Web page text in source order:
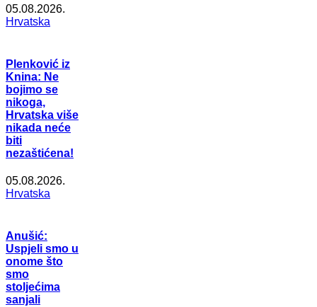
05.08.2026.
Hrvatska
Plenković iz
Knina: Ne
bojimo se
nikoga,
Hrvatska više
nikada neće
biti
nezaštićena!
05.08.2026.
Hrvatska
Anušić:
Uspjeli smo u
onome što
smo
stoljećima
sanjali